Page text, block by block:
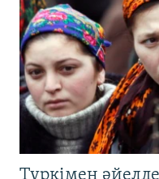
Түркімен